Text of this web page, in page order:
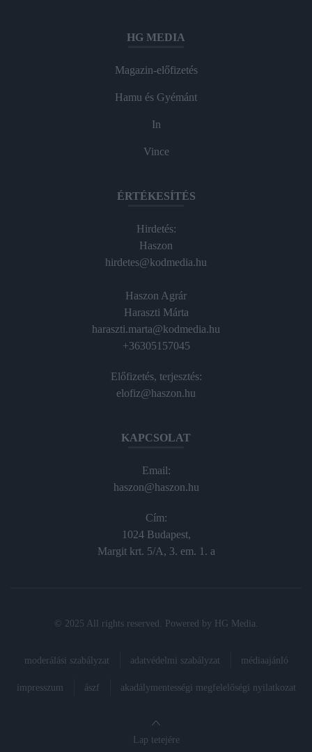
HG MEDIA
Magazin-előfizetés
Hamu és Gyémánt
In
Vince
ÉRTÉKESÍTÉS
Hirdetés:
Haszon
hirdetes@kodmedia.hu
Haszon Agrár
Haraszti Márta
haraszti.marta@kodmedia.hu
+36305157045
Előfizetés, terjesztés:
elofiz@haszon.hu
KAPCSOLAT
Email:
haszon@haszon.hu
Cím:
1024 Budapest,
Margit krt. 5/A, 3. em. 1. a
© 2025 All rights reserved. Powered by HG Media
moderálási szabályzat adatvédelmi szabályzat médiaajánló
impresszum ászf akadálymentességi megfelelőségi nyilatkozat
Lap tetejére